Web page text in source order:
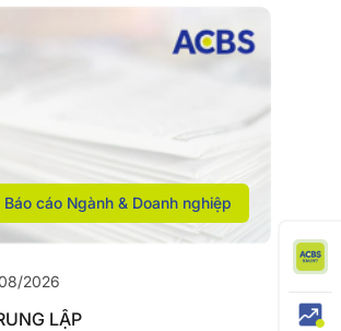
Báo cáo Ngành & Doanh nghiệp
2026
LẬP